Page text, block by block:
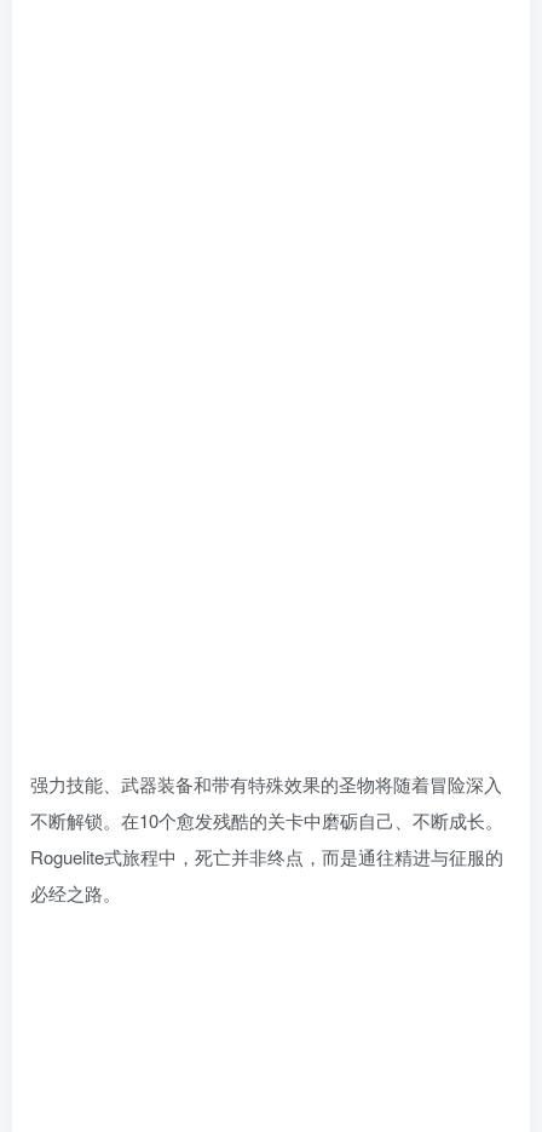
强力技能、武器装备和带有特殊效果的圣物将随着冒险深入
不断解锁。在10个愈发残酷的关卡中磨砺自己、不断成长。
Roguelite式旅程中，死亡并非终点，而是通往精进与征服的
必经之路。